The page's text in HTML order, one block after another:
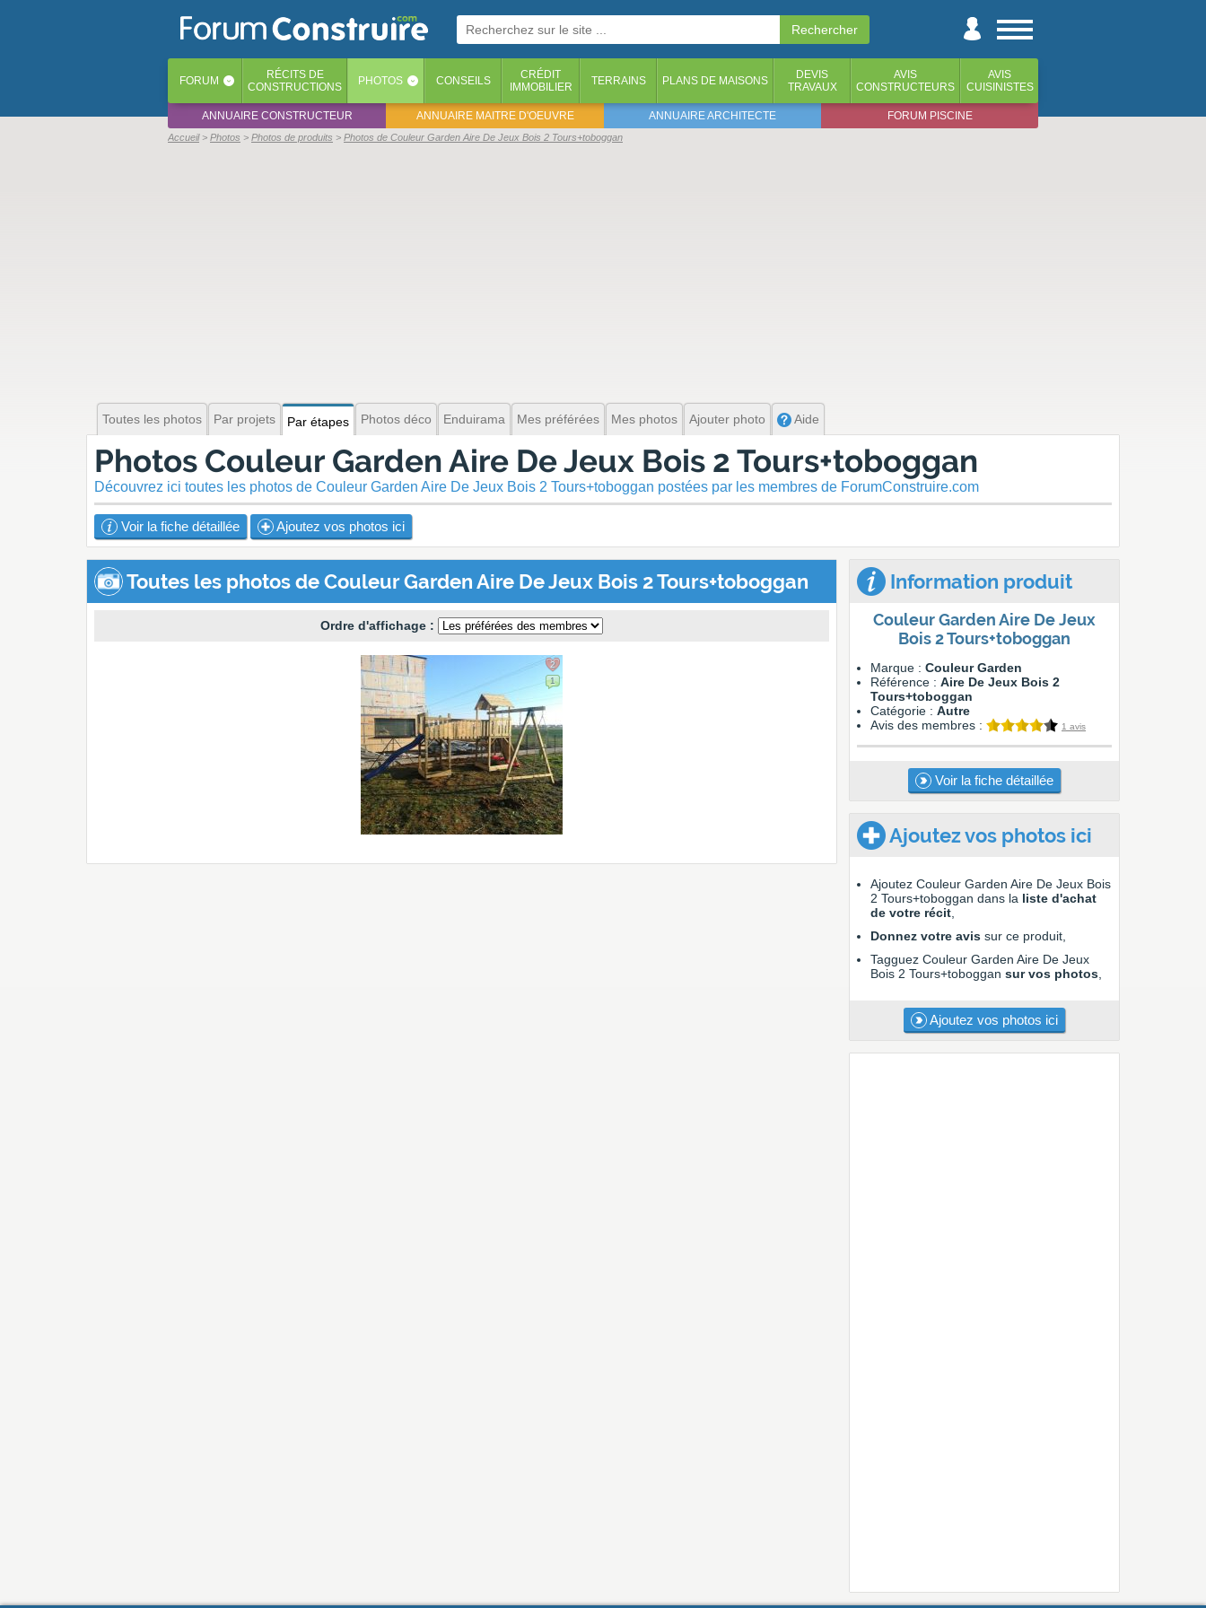
FORUM ‹ RÉCITS DE
CONSTRUCTIONS
PHOTOS ‹ CONSEILS
CRÉDIT
IMMOBILIER
TERRAINS PLANS DE MAISONS
DEVIS
TRAVAUX
AVIS
CONSTRUCTEURS
AVIS
CUISINISTES
ANNUAIRE CONSTRUCTEUR ANNUAIRE MAITRE D'OEUVRE ANNUAIRE ARCHITECTE FORUM PISCINE
Accueil Photos Photos de produits Photos de Couleur Garden Aire De Jeux Bois 2 Tours+toboggan
Toutes les photos Par projets Par étapes Photos déco Enduirama Mes préférées Mes photos Ajouter photo Aide
Photos Couleur Garden Aire De Jeux Bois 2 Tours+toboggan
Découvrez ici toutes les photos de Couleur Garden Aire De Jeux Bois 2 Tours+toboggan postées par les membres de ForumConstruire.com
Voir la fiche détaillée Ajoutez vos photos ici
Toutes les photos de Couleur Garden Aire De Jeux Bois 2 Tours+toboggan
Ordre d'affichage :
2
1
Information produit
Couleur Garden Aire De Jeux
Bois 2 Tours+toboggan
Marque : Couleur Garden
Référence : Aire De Jeux Bois 2
Tours+toboggan
Catégorie : Autre
Avis des membres :
1 avis
Voir la fiche détaillée
Ajoutez vos photos ici
Ajoutez Couleur Garden Aire De Jeux Bois
2 Tours+toboggan dans la liste d'achat
de votre récit
Donnez votre avis sur ce produit,
Tagguez Couleur Garden Aire De Jeux
Bois 2 Tours+toboggan sur vos photos
Ajoutez vos photos ici